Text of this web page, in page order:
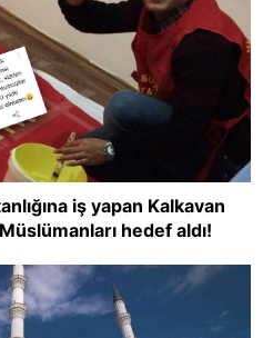
iş yapan Kalkavan
hedef aldı!